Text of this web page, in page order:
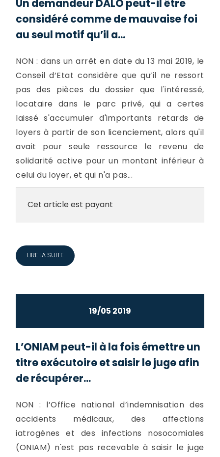
Un demandeur DALO peut-il être
considéré comme de mauvaise foi
au seul motif qu’il a...
NON : dans un arrêt en date du 13 mai 2019, le
Conseil d’Etat considère que qu’il ne ressort
pas des pièces du dossier que l'intéressé,
locataire dans le parc privé, qui a certes
laissé s'accumuler d'importants retards de
loyers à partir de son licenciement, alors qu'il
avait pour seule ressource le revenu de
solidarité active pour un montant inférieur à
celui du loyer, et qui n'a pas...
Cet article est payant
LIRE LA SUITE
19/05 2019
L’ONIAM peut-il à la fois émettre un
titre exécutoire et saisir le juge afin
de récupérer...
NON : l’Office national d’indemnisation des
accidents médicaux, des affections
iatrogènes et des infections nosocomiales
(ONIAM) n'est pas recevable à saisir le juge